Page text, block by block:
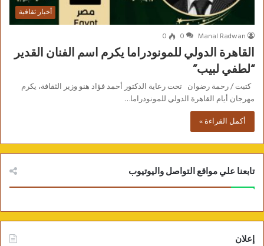
أخبار ثقافية
Manal Radwan
0
0
القاهرة الدولي للمونودراما يكرم اسم الفنان القدير
“لطفي لبيب”
كتبت / رحمة رضوان تحت رعاية الدكتور أحمد فؤاد هنو وزير الثقافة، يكرم
مهرجان أيام القاهرة الدولي للمونودراما…
أكمل القراءة »
تابعنا علي مواقع التواصل واليوتيوب
إعلان